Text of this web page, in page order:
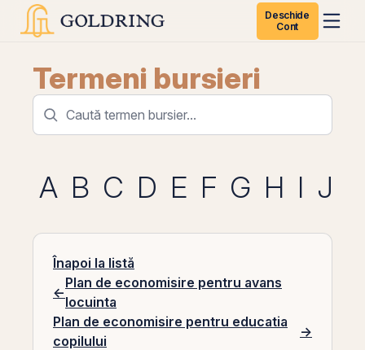
Deschide
Cont
Termeni bursieri
A B C D E F G H I J
Înapoi la listă
←
Plan de economisire pentru avans
locuinta
Plan de economisire pentru educatia
copilului
→